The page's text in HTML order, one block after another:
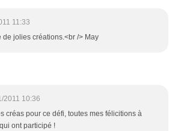
11:33
de jolies créations.<br /> May
2011 10:36
créas pour ce défi, toutes mes félicitions à
ont participé !